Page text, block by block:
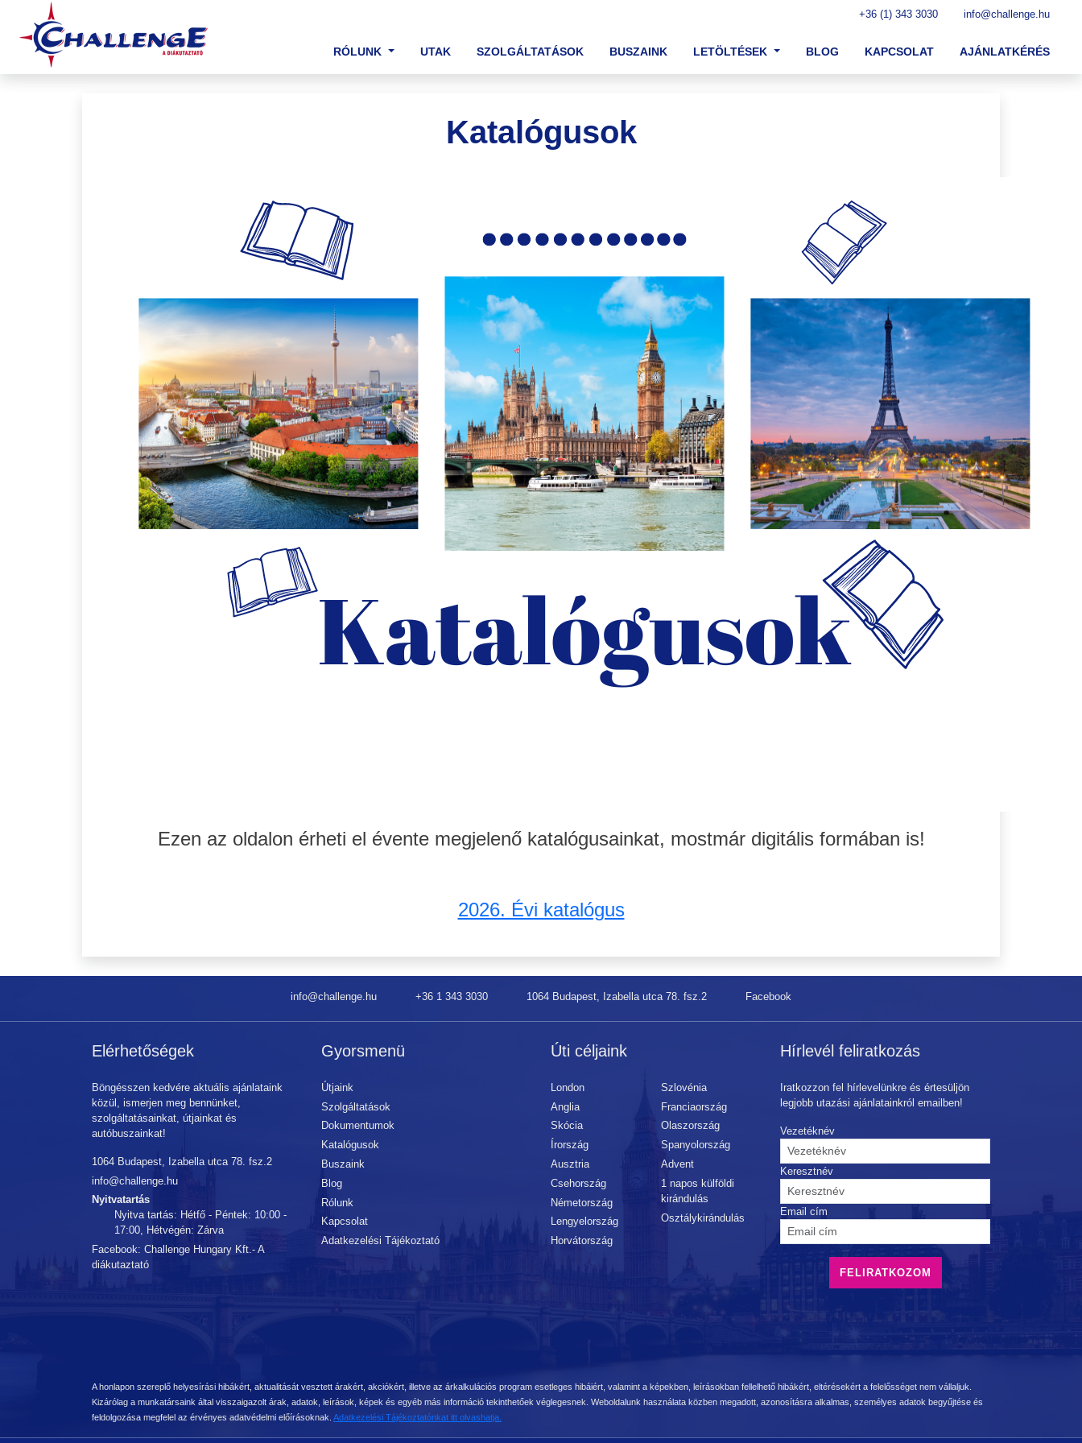
+36 (1) 343 3030 info@challenge.hu
(CURRENT)
RÓLUNK UTAK SZOLGÁLTATÁSOK BUSZAINK LETÖLTÉSEK BLOG KAPCSOLAT AJÁNLATKÉRÉS
Katalógusok
Ezen az oldalon érheti el évente megjelenő katalógusainkat, mostmár digitális formában is!
2026. Évi katalógus
info@challenge.hu +36 1 343 3030 1064 Budapest, Izabella utca 78. fsz.2 Facebook
Elérhetőségek
Böngésszen kedvére aktuális ajánlataink
közül, ismerjen meg bennünket,
szolgáltatásainkat, útjainkat és
autóbuszainkat!
1064 Budapest, Izabella utca 78. fsz.2
info@challenge.hu
Nyitvatartás
Nyitva tartás: Hétfő - Péntek: 10:00 -
17:00, Hétvégén: Zárva
Facebook: Challenge Hungary Kft.- A
diákutaztató
Gyorsmenü
Útjaink
Szolgáltatások
Dokumentumok
Katalógusok
Buszaink
Blog
Rólunk
Kapcsolat
Adatkezelési Tájékoztató
Úti céljaink
London
Anglia
Skócia
Írország
Ausztria
Csehország
Németország
Lengyelország
Horvátország
Szlovénia
Franciaország
Olaszország
Spanyolország
Advent
1 napos külföldi
kirándulás
Osztálykirándulás
Hírlevél feliratkozás
Iratkozzon fel hírlevelünkre és értesüljön
legjobb utazási ajánlatainkról emailben!
Vezetéknév
Keresztnév
Email cím
Felelősség vállalás
A honlapon szereplő helyesírási hibákért, aktualitását vesztett árakért, akciókért, illetve az árkalkulációs program esetleges hibáiért, valamint a képekben, leírásokban fellelhető hibákért, eltérésekért a felelősséget nem vállaljuk.
Kizárólag a munkatársaink által visszaigazolt árak, adatok, leírások, képek és egyéb más információ tekinthetőek véglegesnek. Weboldalunk használata közben megadott, azonosításra alkalmas, személyes adatok begyűjtése és
feldolgozása megfelel az érvényes adatvédelmi előírásoknak. Adatkezelési Tájékoztatónkat itt olvashatja.